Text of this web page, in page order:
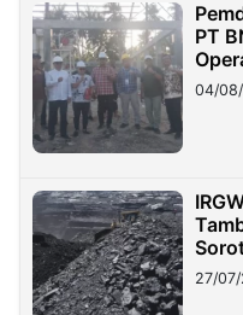
PT
04/
27/